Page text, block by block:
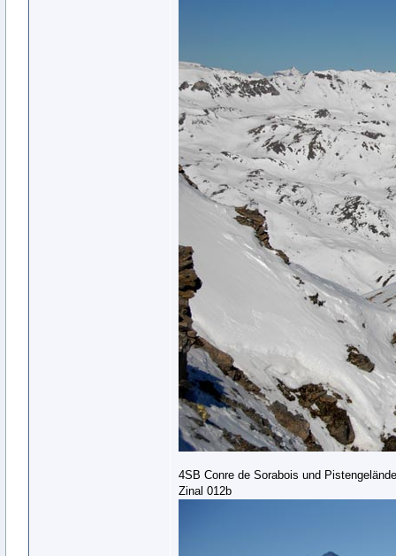
4SB Conre de Sorabois und
Zinal 012b